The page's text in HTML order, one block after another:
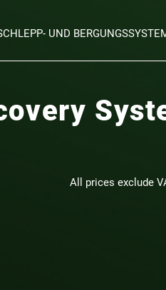
UND
All prices exclude